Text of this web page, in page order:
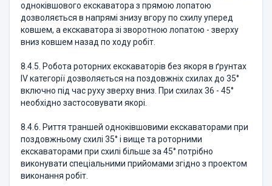
одноківшового екскаватора з прямою лопатою
дозволяється в напрямі знизу вгору по схилу уперед
ковшем, а екскаватора зі зворотною лопатою - зверху
вниз ковшем назад по ходу робіт.
8.4.5. Робота роторних екскаваторів без якоря в ґрунтах
IV категорії дозволяється на поздовжніх схилах до 35°
включно під час руху зверху вниз. При схилах 36 - 45°
необхідно застосовувати якорі.
8.4.6. Риття траншей одноківшовими екскаваторами при
поздовжньому схилі 35° і вище та роторними
екскаваторами при схилі більше за 45° потрібно
виконувати спеціальними прийомами згідно з проектом
виконання робіт.